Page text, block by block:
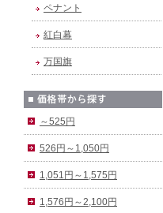
ペナント
紅白幕
万国旗
～525円
526円～1,050円
1,051円～1,575円
1,576円～2,100円